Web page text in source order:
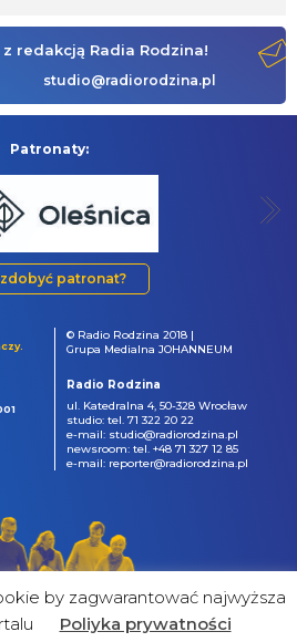
redakcją Radia Rodzina!
studio@radiorodzina.pl
Patronaty:
patronat?
© Radio Rodzina 2018 |
Grupa Medialna JOHANNEUM
Radio Rodzina
ul. Katedralna 4, 50-328 Wrocław
studio: tel. 71 322 20 22
e-mail: studio@radiorodzina.pl
newsroom: tel. +48 71 327 12 85
e-mail: reporter@radiorodzina.pl
by zagwarantować najwyższa
Poliyka prywatności